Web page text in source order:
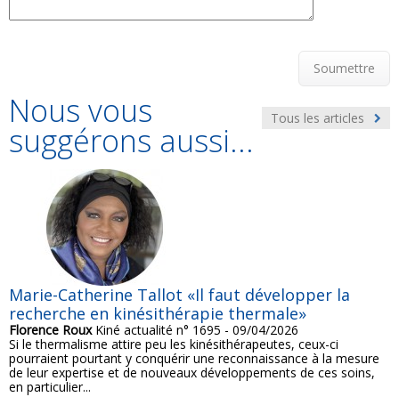
Soumettre
Tous les articles
Nous vous
suggérons aussi...
Marie-Catherine Tallot «Il faut développer la
recherche en kinésithérapie thermale»
Florence RouxKiné actualité n° 1695 - 09/04/2026
Si le thermalisme attire peu les kinésithérapeutes, ceux-ci
pourraient pourtant y conquérir une reconnaissance à la mesure
de leur expertise et de nouveaux développements de ces soins,
en particulier...